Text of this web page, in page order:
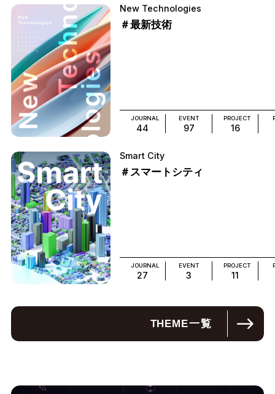
New Technologies
＃最新技術
JOURNAL
44
EVENT
97
PROJECT
16
Smart City
＃スマートシティ
JOURNAL
27
EVENT
3
PROJECT
11
THEME一覧